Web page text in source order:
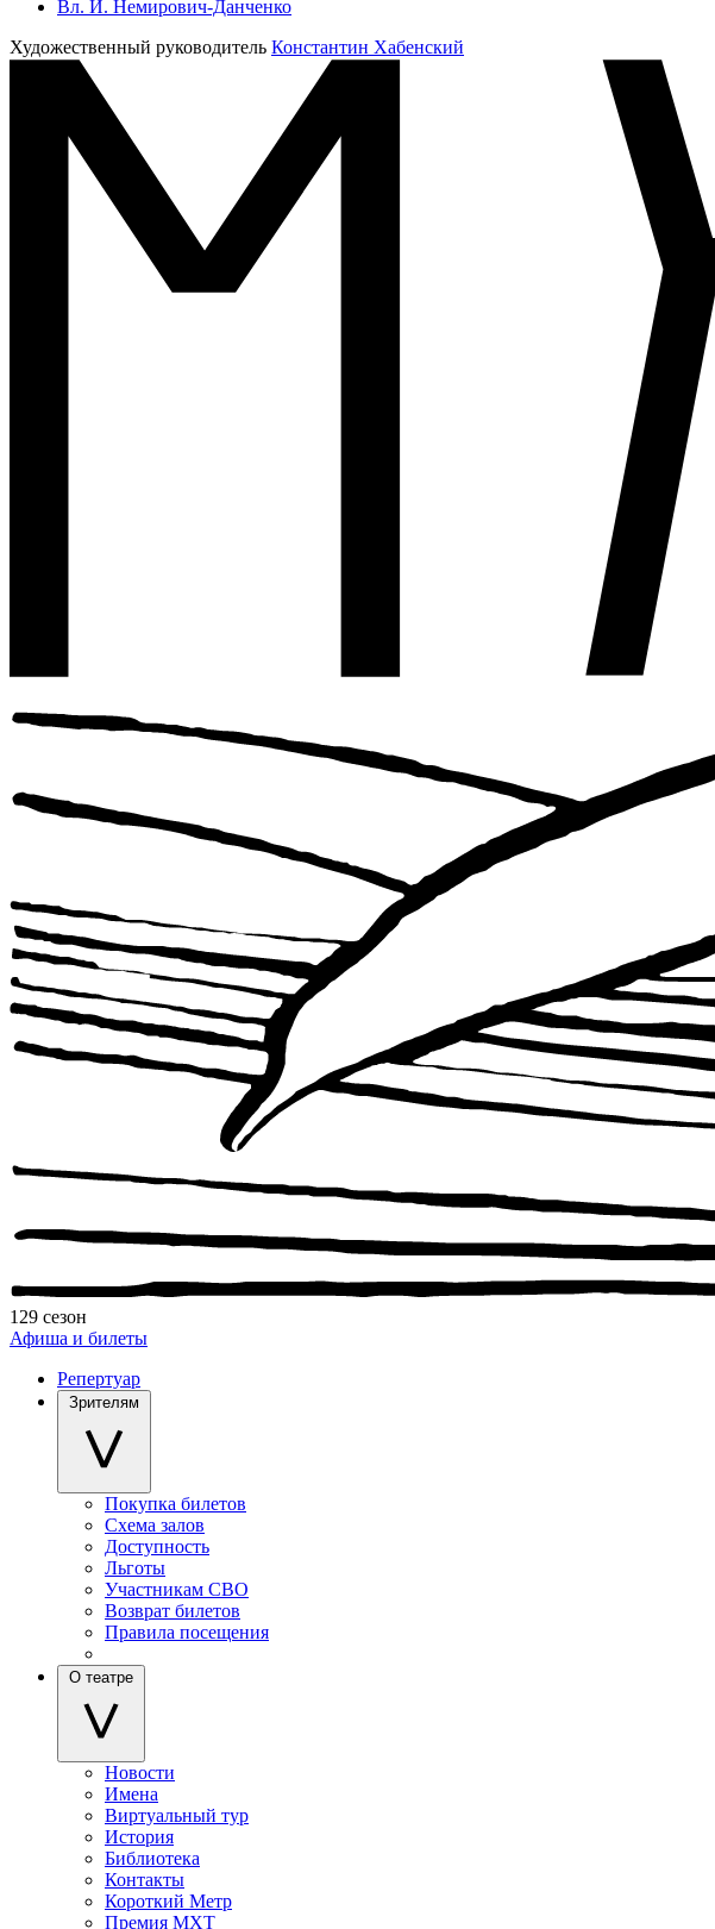
Вл. И. Немирович-Данченко
Художественный руководитель Константин Хабенский
129 сезон
Афиша и билеты
Репертуар
Зрителям
Покупка билетов
Схема залов
Доступность
Льготы
Участникам СВО
Возврат билетов
Правила посещения
О театре
Новости
Имена
Виртуальный тур
История
Библиотека
Контакты
Короткий Метр
Премия МХТ